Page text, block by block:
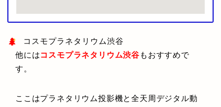
コスモプラネタリウム渋谷
他にはコスモプラネタリウム渋谷 もおすすめで
す。
ここはプラネタリウム投影機と全天周デジタル動